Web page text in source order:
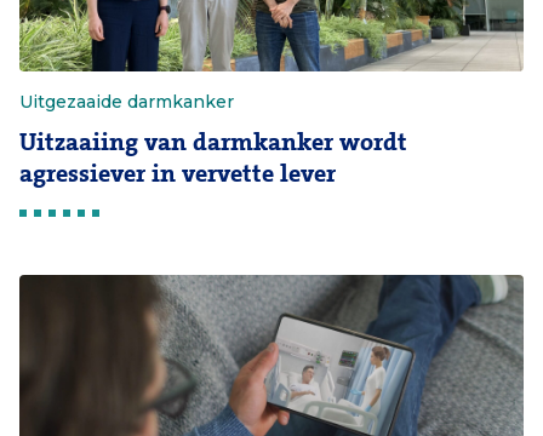
Uitgezaaide darmkanker
Uitzaaiing van darmkanker wordt
agressiever in vervette lever